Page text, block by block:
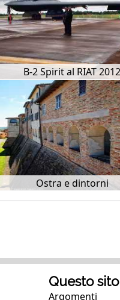
B-2 Spirit al RIAT 2012
Ostra e dintorni
Questo sito
Argomenti